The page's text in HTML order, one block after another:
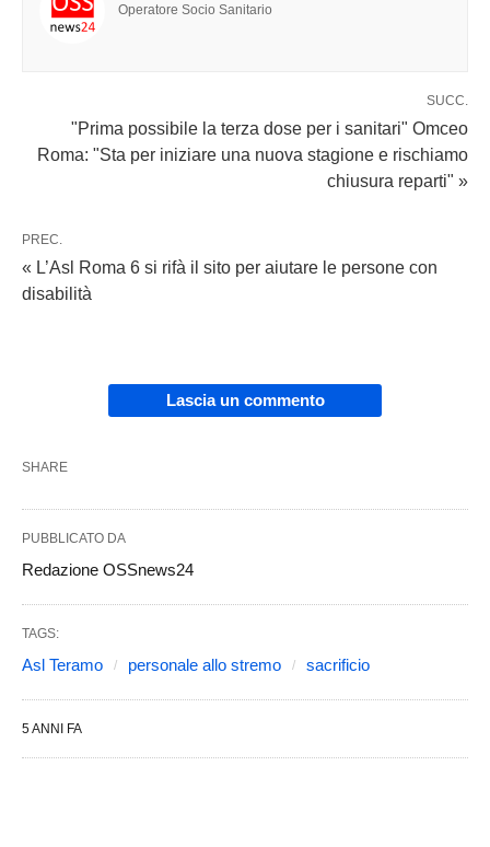
Operatore Socio Sanitario
SUCC.
"Prima possibile la terza dose per i sanitari" Omceo
Roma: "Sta per iniziare una nuova stagione e rischiamo
chiusura reparti" »
PREC.
« L’Asl Roma 6 si rifà il sito per aiutare le persone con
disabilità
Lascia un commento
SHARE
PUBBLICATO DA
Redazione OSSnews24
TAGS:
Asl Teramo personale allo stremo sacrificio
5 ANNI FA